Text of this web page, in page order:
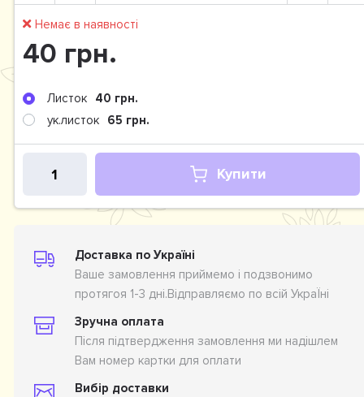
Немає в наявності
40 грн.
Листок
40 грн.
ук.листок
65 грн.
Купити
Доставка по Україні
Ваше замовлення приймемо і подзвонимо
протягоя 1-3 дні.Відправляємо по всій УкраЇні
Зручна оплата
Після підтвердження замовлення ми надішлем
Вам номер картки для оплати
Вибір доставки